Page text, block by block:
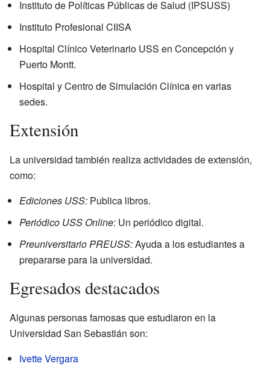
Instituto de Políticas Públicas de Salud (IPSUSS)
Instituto Profesional CIISA
Hospital Clínico Veterinario USS en Concepción y
Puerto Montt.
Hospital y Centro de Simulación Clínica en varias
sedes.
Extensión
La universidad también realiza actividades de extensión,
como:
Ediciones USS: Publica libros.
Periódico USS Online: Un periódico digital.
Preuniversitario PREUSS:Ayuda a los estudiantes a
prepararse para la universidad.
Egresados destacados
Algunas personas famosas que estudiaron en la
Universidad San Sebastián son:
Ivette Vergara